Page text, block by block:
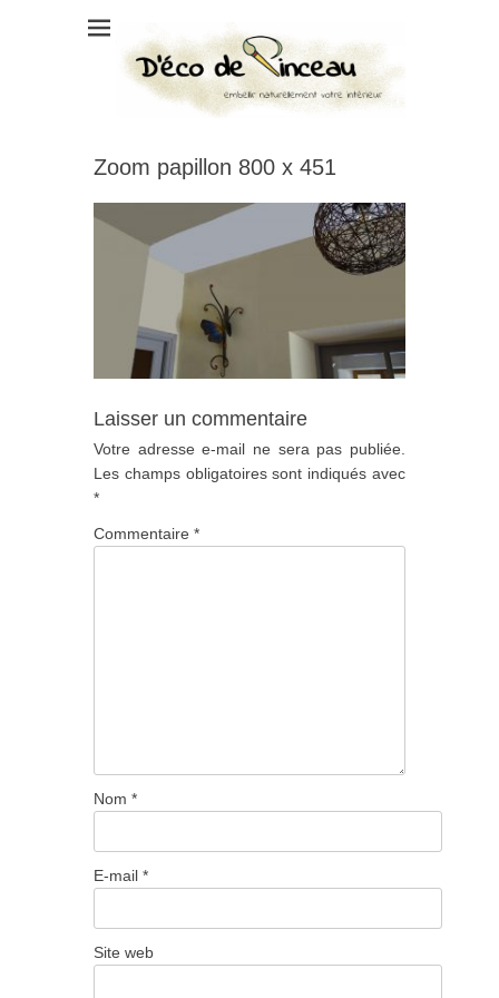
Zoom papillon 800 x 451
Laisser un commentaire
Votre adresse e-mail ne sera pas publiée.
Les champs obligatoires sont indiqués avec
*
Commentaire *
Nom *
E-mail *
Site web